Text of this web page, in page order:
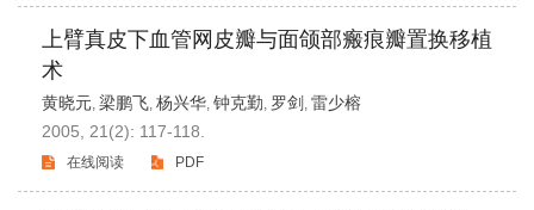
上臂真皮下血管网皮瓣与面颌部瘢痕瓣置换移植
术
黄晓元, 梁鹏飞, 杨兴华, 钟克勤, 罗剑 , 雷少榕
2005, 21(2): 117-118.
在线阅读 PDF